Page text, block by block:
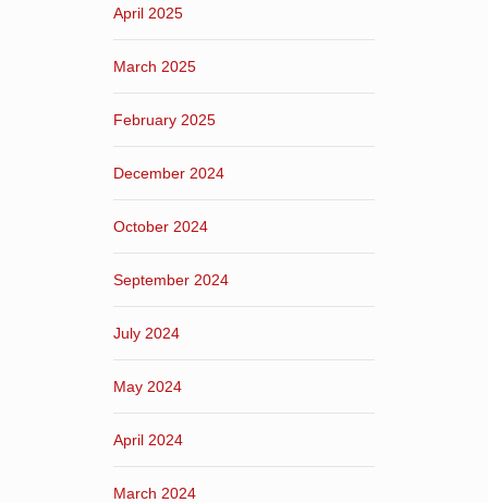
April 2025
March 2025
February 2025
December 2024
October 2024
September 2024
July 2024
May 2024
April 2024
March 2024